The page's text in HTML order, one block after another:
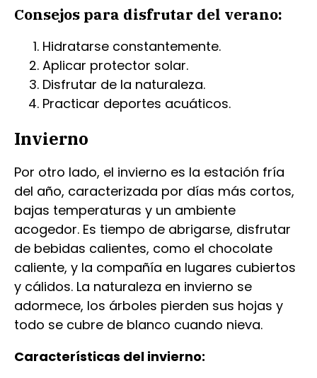
Consejos para disfrutar del verano:
Hidratarse constantemente.
Aplicar protector solar.
Disfrutar de la naturaleza.
Practicar deportes acuáticos.
Invierno
Por otro lado, el invierno es la estación fría
del año, caracterizada por días más cortos,
bajas temperaturas y un ambiente
acogedor. Es tiempo de abrigarse, disfrutar
de bebidas calientes, como el chocolate
caliente, y la compañía en lugares cubiertos
y cálidos. La naturaleza en invierno se
adormece, los árboles pierden sus hojas y
todo se cubre de blanco cuando nieva.
Características del invierno: